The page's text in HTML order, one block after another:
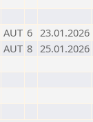
AUT 6 23.01.2026
AUT 8 25.01.2026